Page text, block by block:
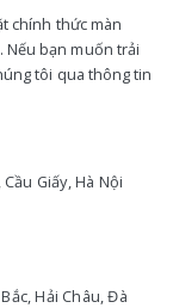
chính thức màn
Nếu bạn muốn trải
tôi qua thông tin
Giấy, Hà Nội
Hải Châu, Đà